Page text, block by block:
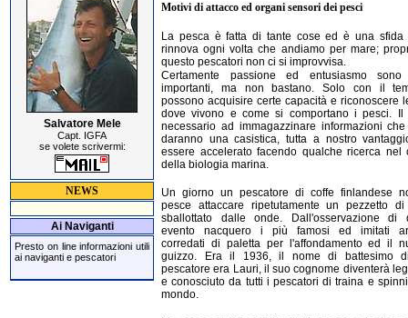
Salvatore Mele
Capt. IGFA
se volete scrivermi:
NEWS
Ai Naviganti
Presto on line informazioni utili
ai naviganti e pescatori
Motivi di attacco ed organi sensori dei pesci
La pesca è fatta di tante cose ed è una sfida
rinnova ogni volta che andiamo per mare;
questo pescatori non ci si improvvisa.
Certamente passione ed entusiasmo sono
importanti, ma non bastano. Solo con il
possono acquisire certe capacità e riconoscere
dove vivono e come si comportano i pesci. Il
necessario ad immagazzinare informazioni
daranno una casistica, tutta a nostro
essere accelerato facendo qualche ricerca nel
della biologia marina.
Un giorno un pescatore di coffe finlandese
pesce attaccare ripetutamente un pezzetto
sballottato dalle onde. Dall'osservazione di
evento nacquero i più famosi ed imitati
corredati di paletta per l'affondamento ed il
guizzo. Era il 1936, il nome di battesimo
pescatore era Lauri, il suo cognome diventerà
e conosciuto da tutti i pescatori di traina e
mondo.